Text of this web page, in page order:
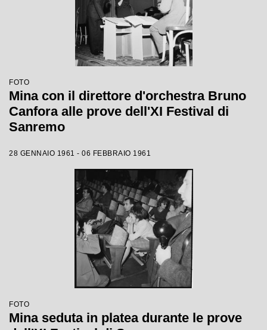
FOTO
Mina con il direttore d'orchestra Bruno
Canfora alle prove dell'XI Festival di
Sanremo
28 GENNAIO 1961 - 06 FEBBRAIO 1961
FOTO
Mina seduta in platea durante le prove